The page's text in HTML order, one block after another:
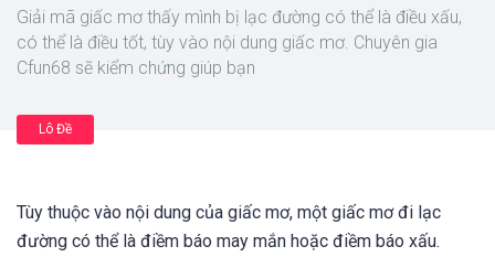
Giải mã giấc mơ thấy mình bị lạc đường có thể là điều xấu,
có thể là điều tốt, tùy vào nội dung giấc mơ. Chuyên gia
Cfun68 sẽ kiểm chứng giúp bạn
Lô Đề
Tùy thuộc vào nội dung của giấc mơ, một giấc mơ đi lạc
đường có thể là điềm báo may mắn hoặc điềm báo xấu.